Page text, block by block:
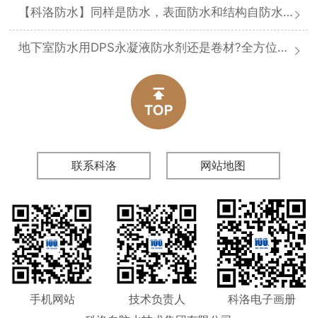
【科洛防水】同样是防水，表面防水和结构自防水差在哪
地下室防水用DPS永凝液防水剂还是卷材?全方位对比分析
联系科洛 网站地图
手机网站 技术负责人
科洛电子画册